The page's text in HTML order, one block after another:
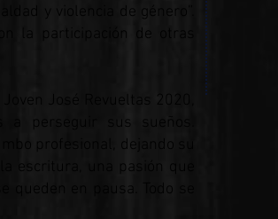
y violencia de género”.
la participación de otras
José Revueltas 2020,
a perseguir sus sueños.
profesional, dejando su
escritura, una pasión que
queden en pausa. Todo se